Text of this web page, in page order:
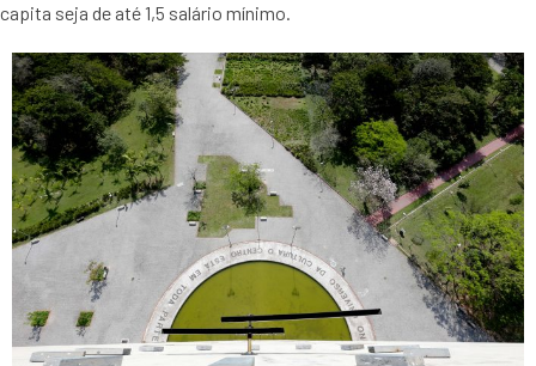
capita seja de até 1,5 salário mínimo.